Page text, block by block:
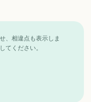
、相違点も表示しま
てください。